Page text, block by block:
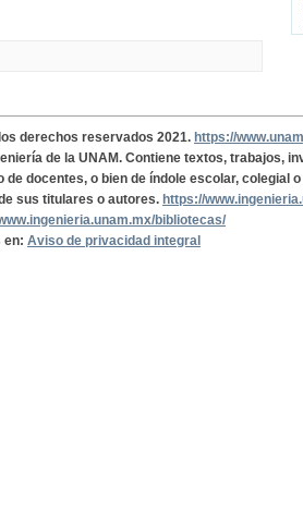
derechos reservados 2021. https://
de la UNAM. Contiene textos, trabajos,
docentes, o bien de índole escolar, colegial
sus titulares o autores. https://
bibliotecas/
en: Aviso de privacidad integral